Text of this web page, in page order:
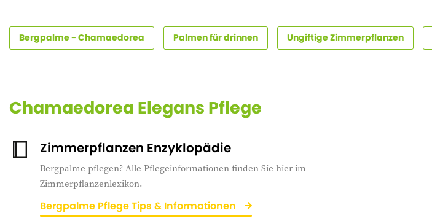
Bergpalme - Chamaedorea Palmen für drinnen Ungiftige Zimmerpflanzen
Chamaedorea Elegans Pflege
Zimmerpflanzen Enzyklopädie
Bergpalme pflegen? Alle Pflegeinformationen finden Sie hier im
Zimmerpflanzenlexikon.
Bergpalme Pflege Tips & Informationen